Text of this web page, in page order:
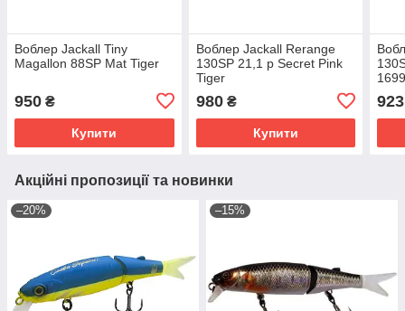
Воблер Jackall Tiny
Magallon 88SP Mat Tiger
950 ₴
Купити
Воблер Jackall Rerange
130SP 21,1 р Secret Pink
Tiger
980₴
Купити
923
Акційні пропозиції та новинки
–20% –15%